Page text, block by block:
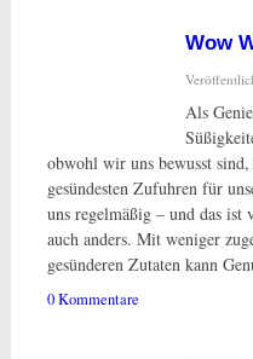
Wow
Als
obwohl wir uns bewusst
gesündesten Zufuhren für
uns regelmäßig – und das
auch anders. Mit weniger
gesünderen Zutaten kann
0 Kommentare